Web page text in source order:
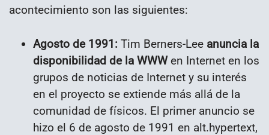
acontecimiento son las siguientes:
Agosto de 1991: Tim Berners-Lee anuncia la
disponibilidad de la WWWen Internet en los
grupos de noticias de Internet y su interés
en el proyecto se extiende más allá de la
comunidad de físicos. El primer anuncio se
hizo el 6 de agosto de 1991 en alt.hypertext,